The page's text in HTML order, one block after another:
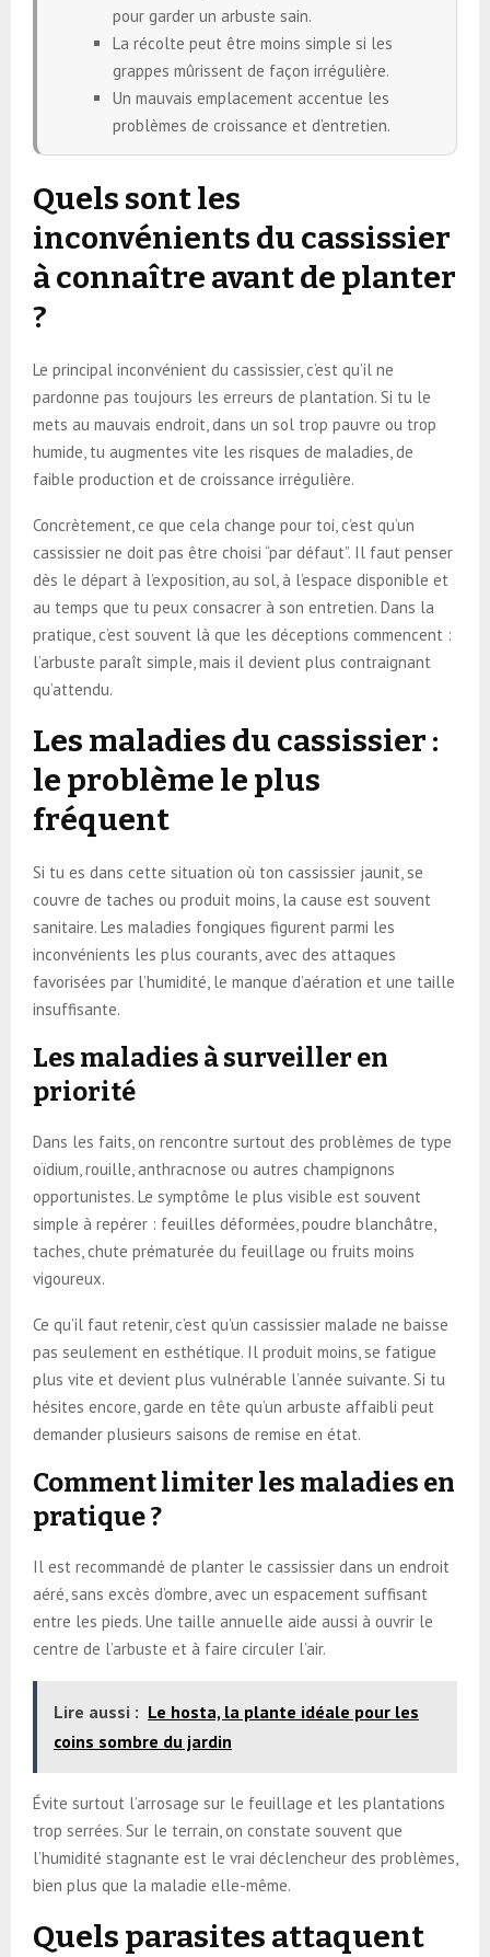
pour garder un arbuste sain.
La récolte peut être moins simple si les
grappes mûrissent de façon irrégulière.
Un mauvais emplacement accentue les
problèmes de croissance et d’entretien.
Quels sont les
inconvénients du cassissier
à connaître avant de planter
?
Le principal inconvénient du cassissier, c’est qu’il ne
pardonne pas toujours les erreurs de plantation. Si tu le
mets au mauvais endroit, dans un sol trop pauvre ou trop
humide, tu augmentes vite les risques de maladies, de
faible production et de croissance irrégulière.
Concrètement, ce que cela change pour toi, c’est qu’un
cassissier ne doit pas être choisi “par défaut”. Il faut penser
dès le départ à l’exposition, au sol, à l’espace disponible et
au temps que tu peux consacrer à son entretien. Dans la
pratique, c’est souvent là que les déceptions commencent :
l’arbuste paraît simple, mais il devient plus contraignant
qu’attendu.
Les maladies du cassissier :
le problème le plus
fréquent
Si tu es dans cette situation où ton cassissier jaunit, se
couvre de taches ou produit moins, la cause est souvent
sanitaire. Les maladies fongiques figurent parmi les
inconvénients les plus courants, avec des attaques
favorisées par l’humidité, le manque d’aération et une taille
insuffisante.
Les maladies à surveiller en
priorité
Dans les faits, on rencontre surtout des problèmes de type
oïdium, rouille, anthracnose ou autres champignons
opportunistes. Le symptôme le plus visible est souvent
simple à repérer : feuilles déformées, poudre blanchâtre,
taches, chute prématurée du feuillage ou fruits moins
vigoureux.
Ce qu’il faut retenir, c’est qu’un cassissier malade ne baisse
pas seulement en esthétique. Il produit moins, se fatigue
plus vite et devient plus vulnérable l’année suivante. Si tu
hésites encore, garde en tête qu’un arbuste affaibli peut
demander plusieurs saisons de remise en état.
Comment limiter les maladies en
pratique ?
Il est recommandé de planter le cassissier dans un endroit
aéré, sans excès d’ombre, avec un espacement suffisant
entre les pieds. Une taille annuelle aide aussi à ouvrir le
centre de l’arbuste et à faire circuler l’air.
Lire aussi : Le hosta, la plante idéale pour les
coins sombre du jardin
Évite surtout l’arrosage sur le feuillage et les plantations
trop serrées. Sur le terrain, on constate souvent que
l’humidité stagnante est le vrai déclencheur des problèmes,
bien plus que la maladie elle-même.
Quels parasites attaquent